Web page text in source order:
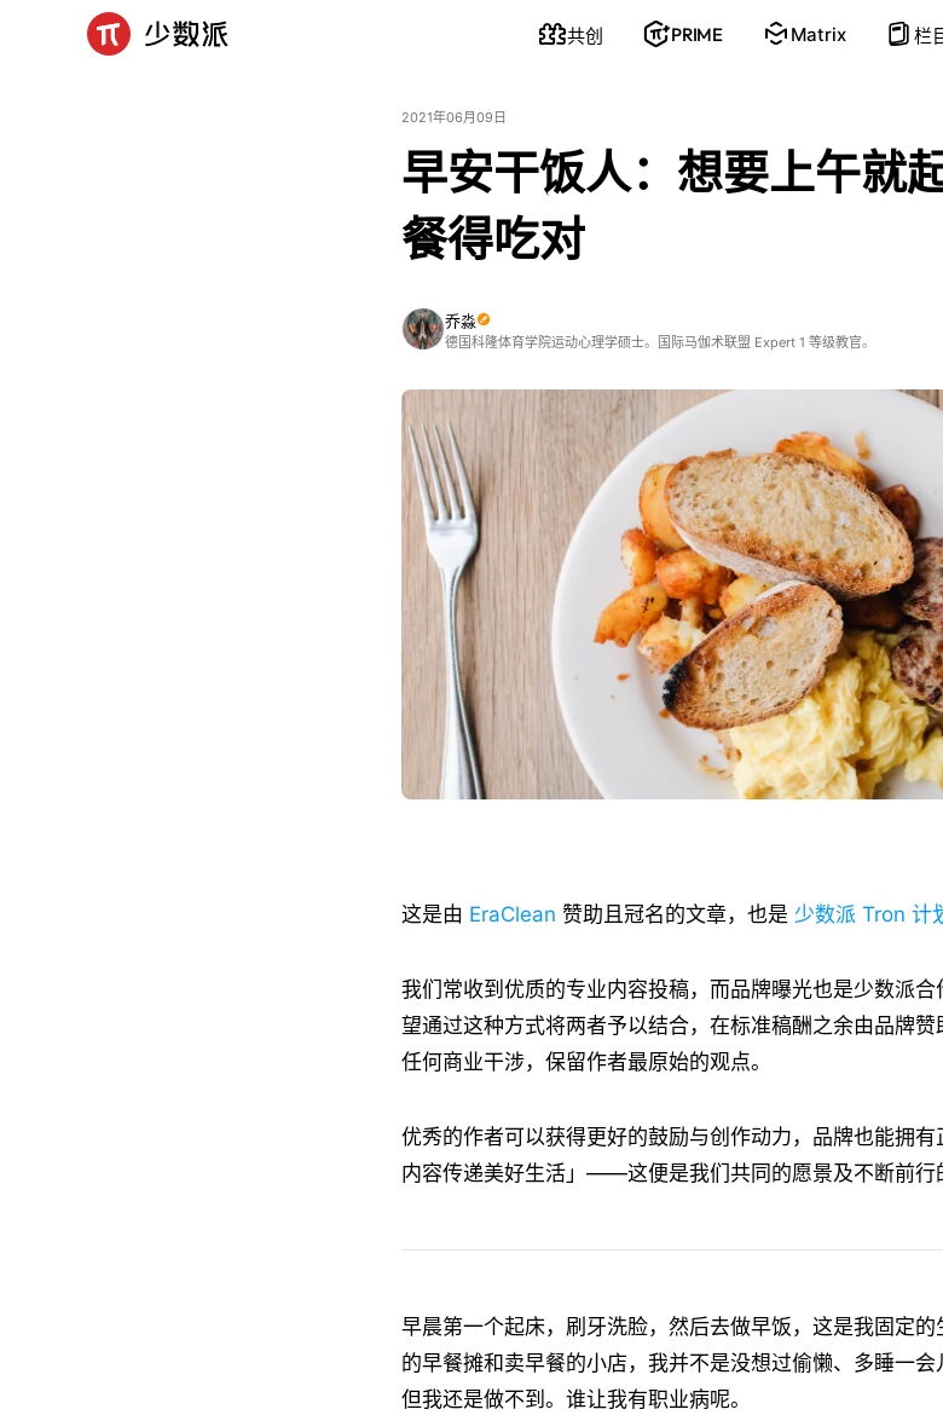
共创 PRIME Matrix 栏
2021年06月09日
早安干饭人：想要上午就
餐得吃对
乔淼
德国科隆体育学院运动心理学硕士。国际马伽术联盟 Expert 1 等级教官。
这是由 EraClean 赞助且冠名的文章，也是 少数派 Tron 计
我们常收到优质的专业内容投稿，而品牌曝光也是少数派
望通过这种方式将两者予以结合，在标准稿酬之余由品牌
任何商业干涉，保留作者最原始的观点。
优秀的作者可以获得更好的鼓励与创作动力，品牌也能拥
内容传递美好生活」——这便是我们共同的愿景及不断前行
早晨第一个起床，刷牙洗脸，然后去做早饭，这是我固定
的早餐摊和卖早餐的小店，我并不是没想过偷懒、多睡一
但我还是做不到。谁让我有职业病呢。